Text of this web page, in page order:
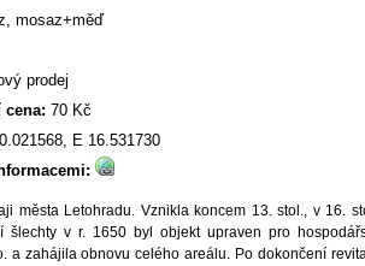
mosaz+měď
prodej
cena: 70 Kč
E 16.531730
města Letohradu. Vznikla koncem 13. stol., v 16.
šlechty v r. 1650 byl objekt upraven pro
a zahájila obnovu celého areálu. Po dokončení